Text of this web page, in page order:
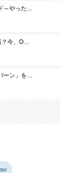
～やった…
？今、O…
ーン」を…